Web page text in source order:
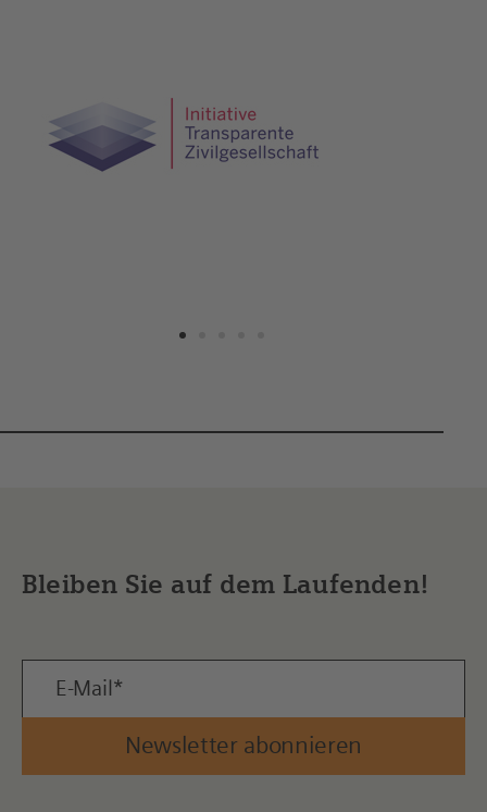
Bleiben Sie auf dem Laufenden!
Newsletter abonnieren